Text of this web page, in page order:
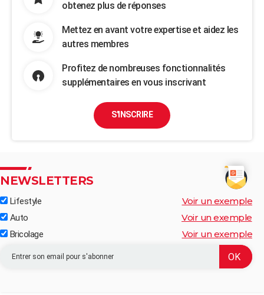
obtenez plus de réponses
Mettez en avant votre expertise et aidez les
autres membres
Profitez de nombreuses fonctionnalités
supplémentaires en vous inscrivant
S'INSCRIRE
NEWSLETTERS
Lifestyle Voir un exemple
Auto Voir un exemple
Bricolage Voir un exemple